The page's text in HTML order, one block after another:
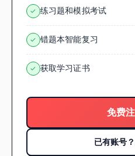
✓ 练习题和模拟考试
✓ 错题本智能复习
✓ 获取学习证书
免费
已有账号